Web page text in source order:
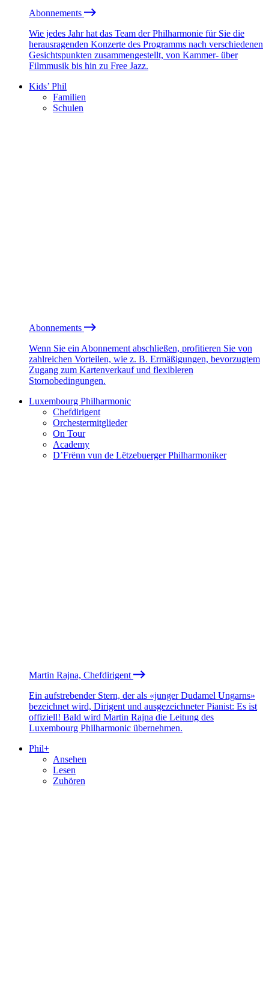
Abonnements
Wie jedes Jahr hat das Team der Philharmonie für Sie die
herausragenden Konzerte des Programms nach verschiedenen
Gesichtspunkten zusammengestellt, von Kammer- über
Filmmusik bis hin zu Free Jazz.
Kids’ Phil
Familien
Schulen
Abonnements
Wenn Sie ein Abonnement abschließen, profitieren Sie von
zahlreichen Vorteilen, wie z. B. Ermäßigungen, bevorzugtem
Zugang zum Kartenverkauf und flexibleren
Stornobedingungen.
Luxembourg Philharmonic
Chefdirigent
Orchestermitglieder
On Tour
Academy
D’Frënn vun de Lëtzebuerger Philharmoniker
Martin Rajna, Chefdirigent
Ein aufstrebender Stern, der als «junger Dudamel Ungarns»
bezeichnet wird, Dirigent und ausgezeichneter Pianist: Es ist
offiziell! Bald wird Martin Rajna die Leitung des
Luxembourg Philharmonic übernehmen.
Phil+
Ansehen
Lesen
Zuhören